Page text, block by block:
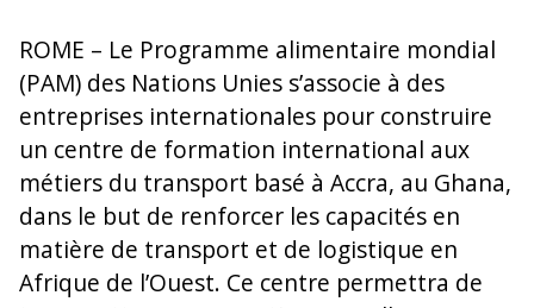
ROME – Le Programme alimentaire mondial
(PAM) des Nations Unies s’associe à des
entreprises internationales pour construire
un centre de formation international aux
métiers du transport basé à Accra, au Ghana,
dans le but de renforcer les capacités en
matière de transport et de logistique en
Afrique de l’Ouest. Ce centre permettra de